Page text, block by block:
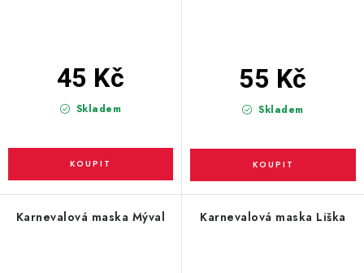
Skladem
45 Kč
Skladem
55 Kč
Karnevalová maska Mýval Karnevalová maska Liška